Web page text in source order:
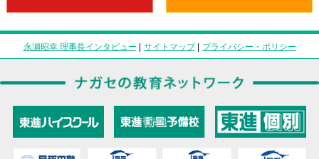
永瀬昭幸 理事長インタビュー | サイトマップ| プライバシー・ポリシー